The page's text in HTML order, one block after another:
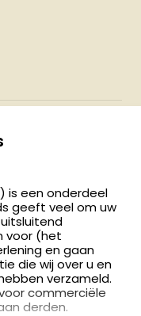
én 18:00 - 21:00
is een onderdeel
geeft veel om uw
voor (het
en gaan
die wij over u en
verzameld.
commerciële
derden.